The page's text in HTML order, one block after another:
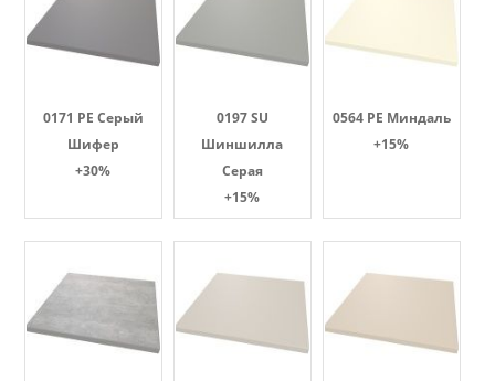
0171 PE Серый
Шифер
+30%
0197 SU
Шиншилла
Серая
+15%
0564 PE Миндаль
+15%